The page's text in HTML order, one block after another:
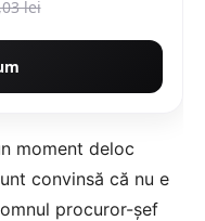
lei
moment deloc
convinsă că nu e
procuror-șef